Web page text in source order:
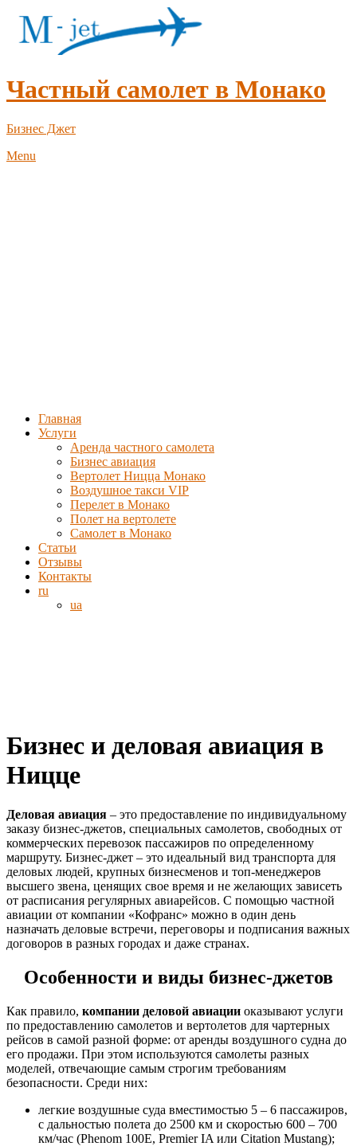
Частный самолет в Монако
Бизнес Джет
Menu
Главная
Услуги
Аренда частного самолета
Бизнес авиация
Вертолет Ницца Монако
Воздушное такси VIP
Перелет в Монако
Полет на вертолете
Самолет в Монако
Статьи
Отзывы
Контакты
ru
ua
Бизнес и деловая авиация в
Ницце
Деловая авиация – это предоставление по индивидуальному
заказу бизнес-джетов, специальных самолетов, свободных от
коммерческих перевозок пассажиров по определенному
маршруту. Бизнес-джет – это идеальный вид транспорта для
деловых людей, крупных бизнесменов и топ-менеджеров
высшего звена, ценящих свое время и не желающих зависеть
от расписания регулярных авиарейсов. С помощью частной
авиации от компании «Кофранс» можно в один день
назначать деловые встречи, переговоры и подписания важных
договоров в разных городах и даже странах.
Особенности и виды бизнес-джетов
Как правило, компании деловой авиации оказывают услуги
по предоставлению самолетов и вертолетов для чартерных
рейсов в самой разной форме: от аренды воздушного судна до
его продажи. При этом используются самолеты разных
моделей, отвечающие самым строгим требованиям
безопасности. Среди них:
легкие воздушные суда вместимостью 5 – 6 пассажиров,
с дальностью полета до 2500 км и скоростью 600 – 700
км/час (Phenom 100E, Premier IA или Citation Mustang);